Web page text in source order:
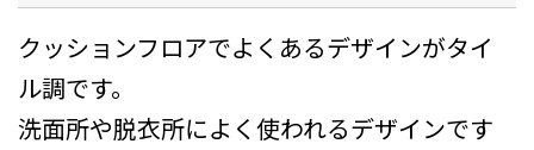
クッションフロアでよくあるデザインがタイ
ル調です。
洗面所や脱衣所によく使われるデザインです